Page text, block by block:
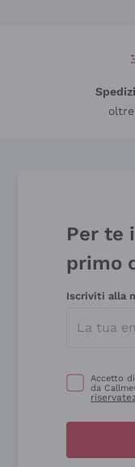
Per te
primo
Iscriviti alla
Accetto
da